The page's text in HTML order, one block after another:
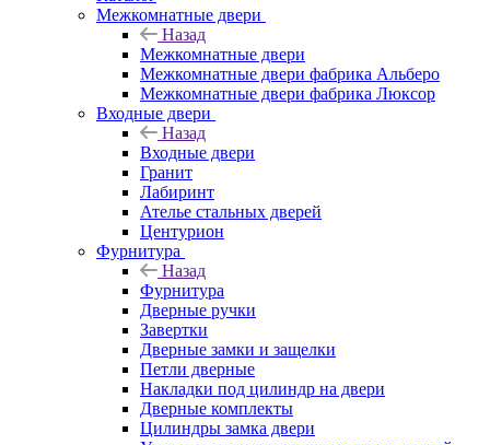
Межкомнатные двери
Назад
Межкомнатные двери
Межкомнатные двери фабрика Альберо
Межкомнатные двери фабрика Люксор
Входные двери
Назад
Входные двери
Гранит
Лабиринт
Ателье стальных дверей
Центурион
Фурнитура
Назад
Фурнитура
Дверные ручки
Завертки
Дверные замки и защелки
Петли дверные
Накладки под цилиндр на двери
Дверные комплекты
Цилиндры замка двери